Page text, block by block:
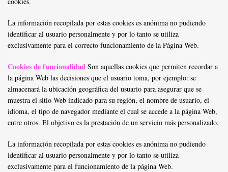
La información recopilada por estas cookies es anónima no pudiendo
identificar al usuario personalmente y por lo tanto se utiliza
exclusivamente para el correcto funcionamiento de la Página Web.
Cookies de funcionalidad Son aquellas cookies que permiten recordar a
la página Web las decisiones que el usuario toma, por ejemplo: se
almacenará la ubicación geográfica del usuario para asegurar que se
muestra el sitio Web indicado para su región, el nombre de usuario, el
idioma, el tipo de navegador mediante el cual se accede a la página Web,
entre otros. El objetivo es la prestación de un servicio más personalizado.
La información recopilada por estas cookies es anónima no pudiendo
identificar al usuario personalmente y por lo tanto se utiliza
exclusivamente para el funcionamiento de la página Web.